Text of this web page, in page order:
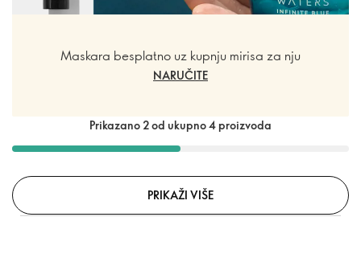
Maskara besplatno uz kupnju mirisa za nju
NARUČITE
Prikazano 2 od ukupno 4 proizvoda
PRIKAŽI VIŠE